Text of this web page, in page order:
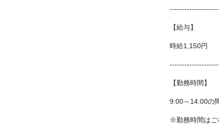
【給与】
時給1,150円
【勤務時間】
9:00～14:00の
※勤務時間はご